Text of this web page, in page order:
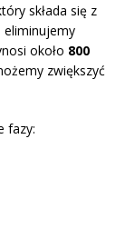
składa się z
eliminujemy
około 800
zwiększyć
fazy: